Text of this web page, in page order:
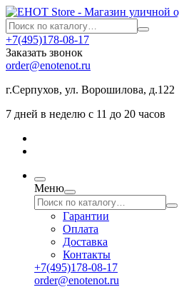
+7(495)178-08-17
Заказать звонок
order@enotenot.ru
г.Серпухов, ул. Ворошилова, д.122
7 дней в неделю с 11 до 20 часов
Меню
Гарантии
Оплата
Доставка
Контакты
+7(495)178-08-17
order@enotenot.ru